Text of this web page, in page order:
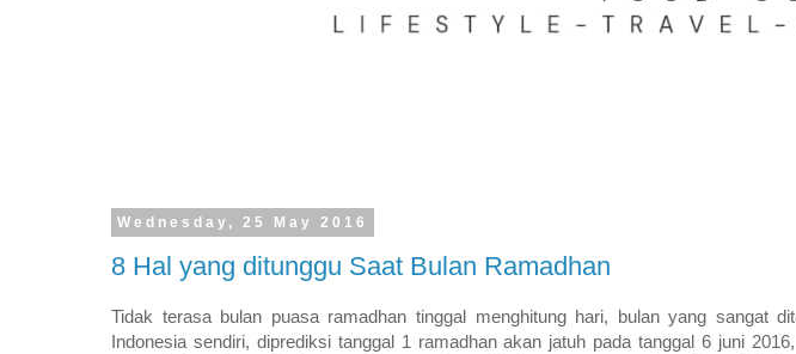
Wednesday, 25 May 2016
8 Hal yang ditunggu Saat Bulan Ramadhan
Tidak terasa bulan puasa ramadhan tinggal menghitung hari, bulan yang sangat
Indonesia sendiri, diprediksi tanggal 1 ramadhan akan jatuh pada tanggal 6 juni